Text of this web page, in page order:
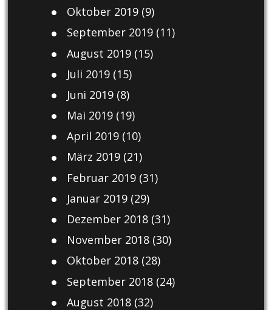
Oktober 2019(9)
September 2019(11)
August 2019(15)
Juli 2019(15)
Juni 2019(8)
Mai 2019(19)
April 2019(10)
März 2019(21)
Februar 2019(31)
Januar 2019(29)
Dezember 2018(31)
November 2018(30)
Oktober 2018(28)
September 2018(24)
August 2018(32)